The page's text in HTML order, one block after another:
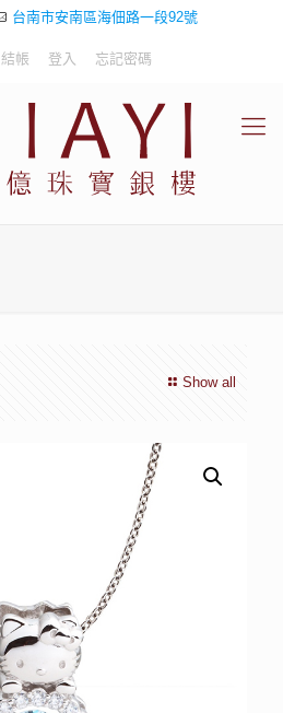
台南市安南區海佃路一段92號
結帳 登入 忘記密碼
Show all